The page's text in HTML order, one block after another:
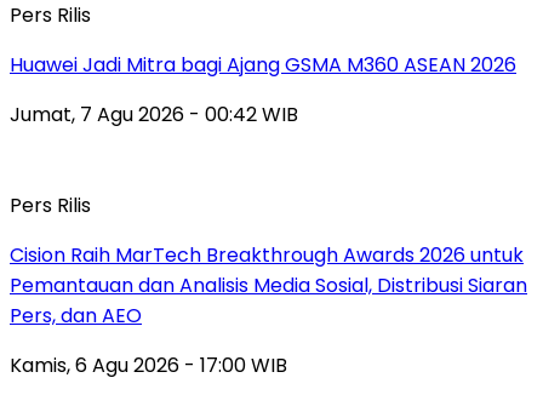
Pers Rilis
Huawei Jadi Mitra bagi Ajang GSMA M360 ASEAN 2026
Jumat, 7 Agu 2026 - 00:42 WIB
Pers Rilis
Cision Raih MarTech Breakthrough Awards 2026 untuk
Pemantauan dan Analisis Media Sosial, Distribusi Siaran
Pers, dan AEO
Kamis, 6 Agu 2026 - 17:00 WIB